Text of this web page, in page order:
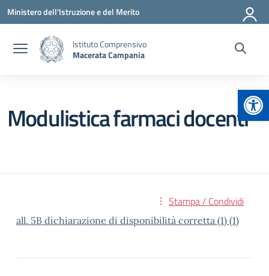
Vai ai contenuti
Vai al menu di navigazione
Vai al footer
Ministero dell'Istruzione e del Merito
Istituto Comprensivo
Macerata Campania
Modulistica farmaci docenti
Stampa / Condividi
all. 5B dichiarazione di disponibilità corretta (1) (1)